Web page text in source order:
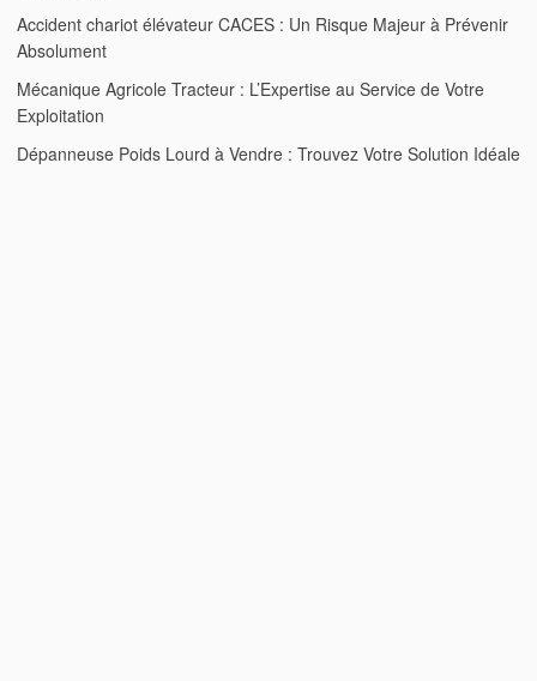
Accident chariot élévateur CACES : Un Risque Majeur à Prévenir
Absolument
Mécanique Agricole Tracteur : L’Expertise au Service de Votre
Exploitation
Dépanneuse Poids Lourd à Vendre : Trouvez Votre Solution Idéale